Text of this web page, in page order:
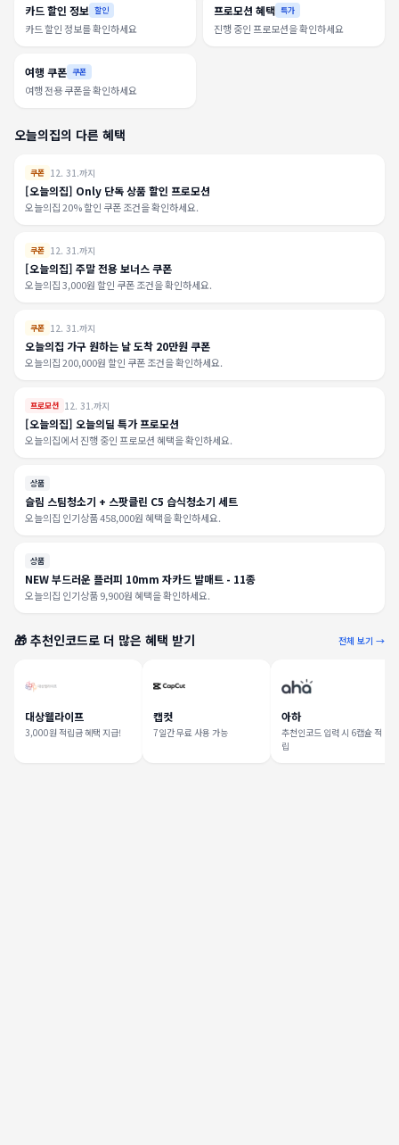
카드 할인 정보 할인
카드 할인 정보를 확인하세요
프로모션 혜택 특가
진행 중인 프로모션을 확인하세요
여행 쿠폰 쿠폰
여행 전용 쿠폰을 확인하세요
오늘의집의 다른 혜택
쿠폰 12. 31.까지
[오늘의집] Only 단독 상품 할인 프로모션
오늘의집 20% 할인 쿠폰 조건을 확인하세요.
쿠폰 12. 31.까지
[오늘의집] 주말 전용 보너스 쿠폰
오늘의집 3,000원 할인 쿠폰 조건을 확인하세요.
쿠폰 12. 31.까지
오늘의집 가구 원하는 날 도착 20만원 쿠폰
오늘의집 200,000원 할인 쿠폰 조건을 확인하세요.
프로모션 12. 31.까지
[오늘의집] 오늘의딜 특가 프로모션
오늘의집에서 진행 중인 프로모션 혜택을 확인하세요.
상품
슬림 스팀청소기 + 스팟클린 C5 습식청소기 세트
오늘의집 인기상품 458,000원 혜택을 확인하세요.
상품
NEW 부드러운 플러피 10mm 자카드 발매트 - 11종
오늘의집 인기상품 9,900원 혜택을 확인하세요.
🎁 추천인코드로 더 많은 혜택 받기 전체 보기 →
대상웰라이프
3,000원 적립금 혜택 지급!
캡컷
7일간 무료 사용 가능
아하
추천인코드 입력 시 6캡슐 적
립